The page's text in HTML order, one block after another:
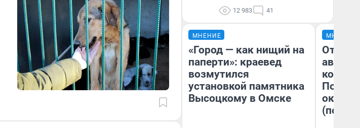
12 983 41
МНЕНИЕ
«Город — как нищий на
паперти»: краевед
возмутился
установкой памятника
Высоцкому в Омске
МНЕНИЕ
От
(почти